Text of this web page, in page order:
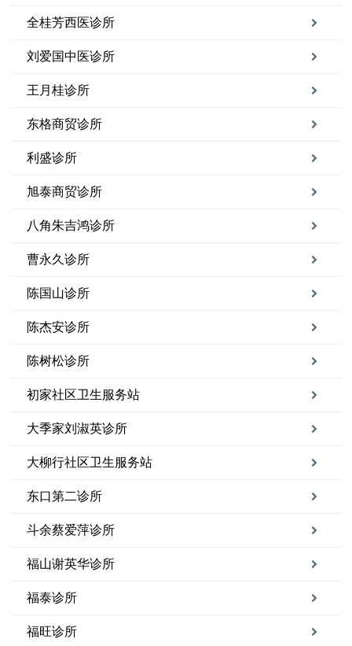
全桂芳西医诊所
刘爱国中医诊所
王月桂诊所
东格商贸诊所
利盛诊所
旭泰商贸诊所
八角朱吉鸿诊所
曹永久诊所
陈国山诊所
陈杰安诊所
陈树松诊所
初家社区卫生服务站
大季家刘淑英诊所
大柳行社区卫生服务站
东口第二诊所
斗余蔡爱萍诊所
福山谢英华诊所
福泰诊所
福旺诊所